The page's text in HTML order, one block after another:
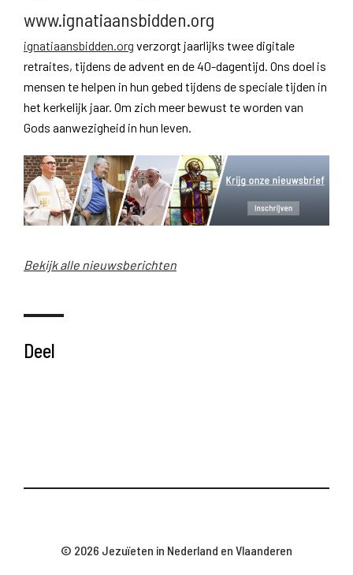
www.ignatiaansbidden.org
ignatiaansbidden.org verzorgt jaarlijks twee digitale
retraites, tijdens de advent en de 40-dagentijd. Ons doel is
mensen te helpen in hun gebed tijdens de speciale tijden in
het kerkelijk jaar. Om zich meer bewust te worden van
Gods aanwezigheid in hun leven.
Bekijk alle nieuwsberichten
Deel
© 2026 Jezuïeten in Nederland en Vlaanderen